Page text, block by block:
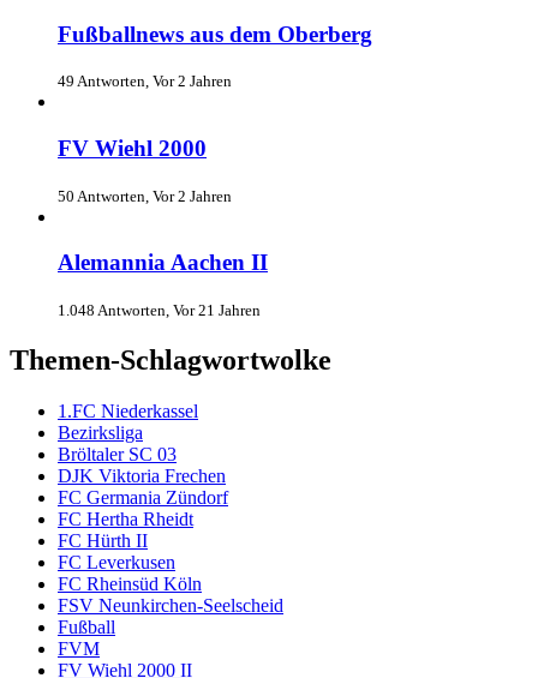
Fußballnews aus dem Oberberg
49 Antworten, Vor 2 Jahren
FV Wiehl 2000
50 Antworten, Vor 2 Jahren
Alemannia Aachen II
1.048 Antworten, Vor 21 Jahren
Themen-Schlagwortwolke
1.FC Niederkassel
Bezirksliga
Bröltaler SC 03
DJK Viktoria Frechen
FC Germania Zündorf
FC Hertha Rheidt
FC Hürth II
FC Leverkusen
FC Rheinsüd Köln
FSV Neunkirchen-Seelscheid
Fußball
FVM
FV Wiehl 2000 II